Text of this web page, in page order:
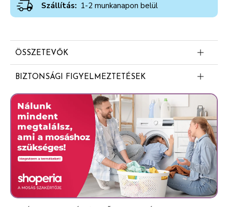
Szállítás: 1-2 munkanapon belül
ÖSSZETEVŐK
Butane
Propane
Isopropyl Palmitate
Aluminum Chlorohydrate
Dicaprylyl Ether
Caprylic/Capric Triglyceride
Charcoal Powder
Octyldodecanol
BIZTONSÁGI FIGYELMEZTETÉSEK
Veszély: Rendkívül tűzveszélyes aeroszol. Az edényben
túlnyomás uralkodik: hő hatására megrepedhet. Hőtől,
forró felületektől, szikrától, nyílt lángtól és más
gyújtóforrástól távol tartandó. Tilos a dohányzás. Tilos
nyílt lángra vagy más gyújtóforrásra permetezni. Ne
lyukassza ki vagy égesse el, még használat után sem.
Napfénytől védendő. Nem érheti 50°C/122°F
hőmérsékletet meghaladó hő. Csak üres palackot adjon
le újrahasznosításra. Kizárólag rendeltetésszerűen
használja. Ne használja sérült vagy irritált bőrfelületen.